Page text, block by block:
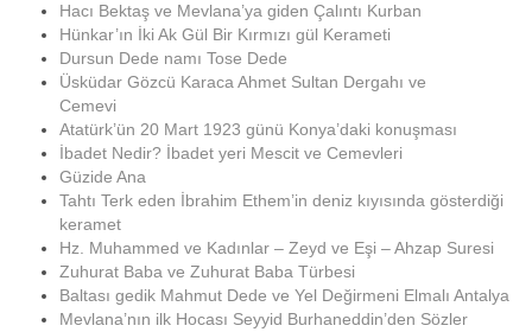
Hacı Bektaş ve Mevlana’ya giden Çalıntı Kurban
Hünkar’ın İki Ak Gül Bir Kırmızı gül Kerameti
Dursun Dede namı Tose Dede
Üsküdar Gözcü Karaca Ahmet Sultan Dergahı ve
Cemevi
Atatürk’ün 20 Mart 1923 günü Konya’daki konuşması
İbadet Nedir? İbadet yeri Mescit ve Cemevleri
Güzide Ana
Tahtı Terk eden İbrahim Ethem’in deniz kıyısında gösterdiği
keramet
Hz. Muhammed ve Kadınlar – Zeyd ve Eşi – Ahzap Suresi
Zuhurat Baba ve Zuhurat Baba Türbesi
Baltası gedik Mahmut Dede ve Yel Değirmeni Elmalı Antalya
Mevlana’nın ilk Hocası Seyyid Burhaneddin’den Sözler